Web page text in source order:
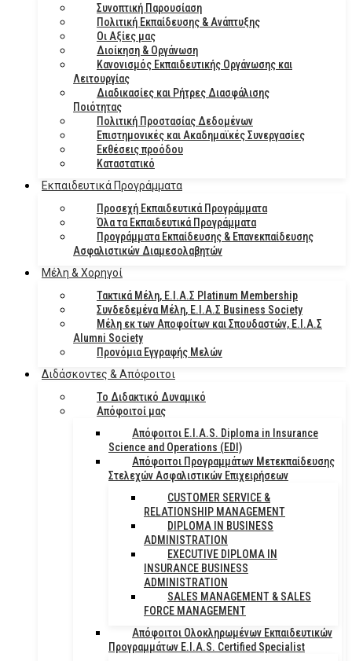
Συνοπτική Παρουσίαση
Πολιτική Εκπαίδευσης & Ανάπτυξης
Οι Αξίες μας
Διοίκηση & Οργάνωση
Κανονισμός Εκπαιδευτικής Οργάνωσης και
Λειτουργίας
Διαδικασίες και Ρήτρες Διασφάλισης
Ποιότητας
Πολιτική Προστασίας Δεδομένων
Επιστημονικές και Ακαδημαϊκές Συνεργασίες
Εκθέσεις προόδου
Καταστατικό
Eκπαιδευτικά Προγράμματα
Προσεχή Εκπαιδευτικά Προγράμματα
Όλα τα Εκπαιδευτικά Προγράμματα
Προγράμματα Εκπαίδευσης & Επανεκπαίδευσης
Ασφαλιστικών Διαμεσολαβητών
Μέλη & Χορηγοί
Τακτικά Μέλη, Ε.Ι.Α.Σ Platinum Membership
Συνδεδεμένα Μέλη, Ε.Ι.Α.Σ Business Society
Μέλη εκ των Αποφοίτων και Σπουδαστών, Ε.Ι.Α.Σ
Alumni Society
Προνόμια Εγγραφής Μελών
Διδάσκοντες & Απόφοιτοι
Το Διδακτικό Δυναμικό
Απόφοιτοί μας
Απόφοιτοι E.I.A.S. Diploma in Insurance
Science and Operations (EDI)
Απόφοιτοι Προγραμμάτων Μετεκπαίδευσης
Στελεχών Ασφαλιστικών Επιχειρήσεων
CUSTOMER SERVICE &
RELATIONSHIP MANAGEMENT
DIPLOMA IN BUSINESS
ADMINISTRATION
EXECUTIVE DIPLOMA IN
INSURANCE BUSINESS
ADMINISTRATION
SALES MANAGEMENT & SALES
FORCE MANAGEMENT
Απόφοιτοι Ολοκληρωμένων Εκπαιδευτικών
Προγραμμάτων E.I.A.S. Certified Specialist